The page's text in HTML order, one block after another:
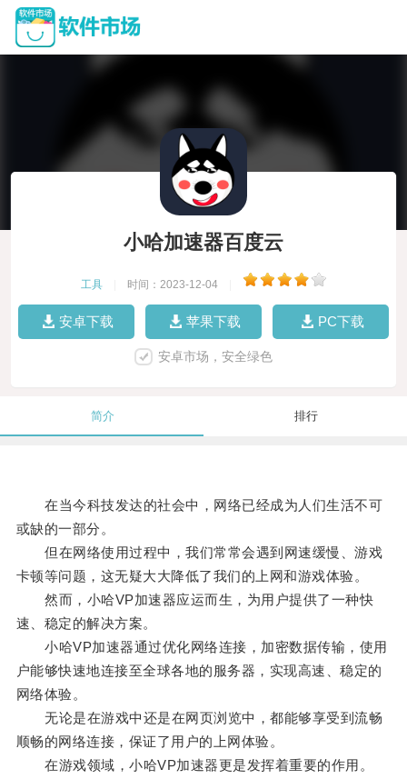
小哈加速器百度云
工具 时间：2023-12-04
安卓下载 苹果下载 PC下载
安卓市场，安全绿色
简介 排行
在当今科技发达的社会中，网络已经成为人们生活不可
或缺的一部分。
但在网络使用过程中，我们常常会遇到网速缓慢、游戏
卡顿等问题，这无疑大大降低了我们的上网和游戏体验。
然而，小哈VP加速器应运而生，为用户提供了一种快
速、稳定的解决方案。
小哈VP加速器通过优化网络连接，加密数据传输，使用
户能够快速地连接至全球各地的服务器，实现高速、稳定的
网络体验。
无论是在游戏中还是在网页浏览中，都能够享受到流畅
顺畅的网络连接，保证了用户的上网体验。
在游戏领域，小哈VP加速器更是发挥着重要的作用。